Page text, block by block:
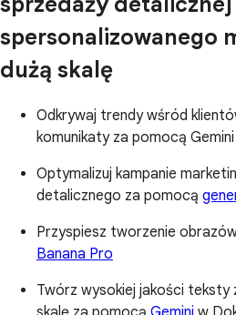
spersonalizowanego
dużą skalę
Odkrywaj trendy wśród
komunikaty za pomocą
Optymalizuj kampanie
detalicznego za pomocą
Przyspiesz tworzenie
Banana Pro
Twórz wysokiej jakości teksty